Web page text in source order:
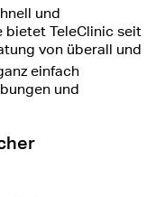
und
bietet TeleClinic seit
von überall und
einfach
und